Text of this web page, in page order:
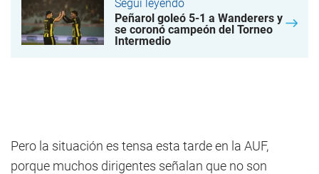
Seguí leyendo
Peñarol goleó 5-1 a Wanderers y
se coronó campeón del Torneo
Intermedio
Pero la situación es tensa esta tarde en la AUF,
porque muchos dirigentes señalan que no son